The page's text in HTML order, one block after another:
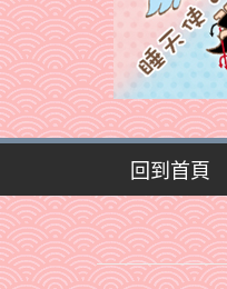
回到首頁